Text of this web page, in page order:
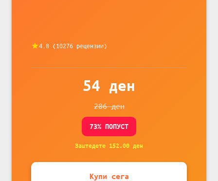
4.8 (10276 рецензии)
54 ден
206ден
73% ПОПУСТ
Заштедете 152.00 ден
Купи сега